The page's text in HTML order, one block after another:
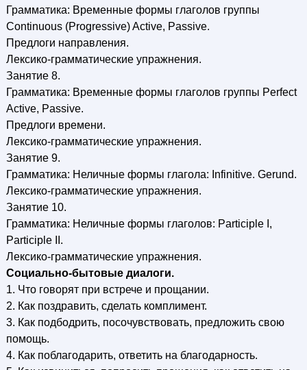
Грамматика: Временные формы глаголов группы
Continuous (Progressive) Active, Passive.
Предлоги направления.
Лексико-грамматические упражнения.
Занятие 8.
Грамматика: Временные формы глаголов группы Perfect
Active, Passive.
Предлоги времени.
Лексико-грамматические упражнения.
Занятие 9.
Грамматика: Неличные формы глагола: Infinitive. Gerund.
Лексико-грамматические упражнения.
Занятие 10.
Грамматика: Неличные формы глаголов: Participle I,
Participle II.
Лексико-грамматические упражнения.
Социально-бытовые диалоги.
1. Что говорят при встрече и прощании.
2. Как поздравить, сделать комплимент.
3. Как подбодрить, посочувствовать, предложить свою
помощь.
4. Как поблагодарить, ответить на благодарность.